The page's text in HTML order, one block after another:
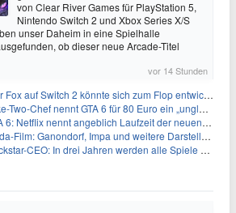
von Clear River Games für PlayStation 5,
Nintendo Switch 2 und Xbox Series X/S
unser Daheim in eine Spielhalle
ob dieser neue Arcade-Titel
vor 14 Stunden
Fox auf Switch 2 könnte sich zum Flop entwickeln
Chef nennt GTA 6 für 80 Euro ein „unglaubliches Schnäppchen“
Netflix nennt angeblich Laufzeit der neuen Gameplay-Präsentation
Film: Ganondorf, Impa und weitere Darsteller sollen feststehen
CEO: In drei Jahren werden alle Spiele gestreamt